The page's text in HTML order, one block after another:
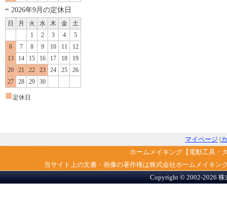
2026年9月の定休日
日 月 火 水 木 金
土
1
2 3 4
5
6
7 8 9 10 11
12
13
14 15 16 17 18
19
20
21 22 23 24 25
26
27
28 29 30
■ 定休日
マイページ |
ホームメイキング【電動工具・
当サイト上の文書・画像の著作権は株式会社ホームメイキ
Copyright © 2002-2026